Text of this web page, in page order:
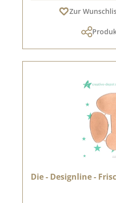
Zur
Die - Designline -